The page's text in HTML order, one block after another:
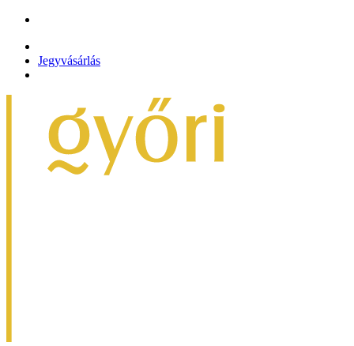
Jegyvásárlás